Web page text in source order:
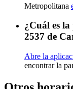
Metropolitana
¿Cuál es
2537 de
Abre la
encontrar la